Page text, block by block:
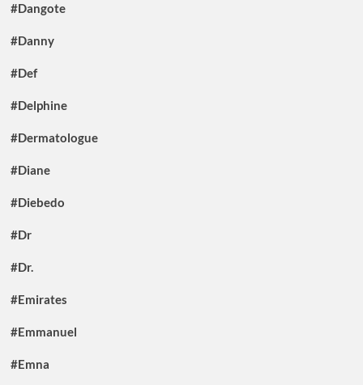
#Dangote
#Danny
#Def
#Delphine
#Dermatologue
#Diane
#Diebedo
#Dr
#Dr.
#Emirates
#Emmanuel
#Emna